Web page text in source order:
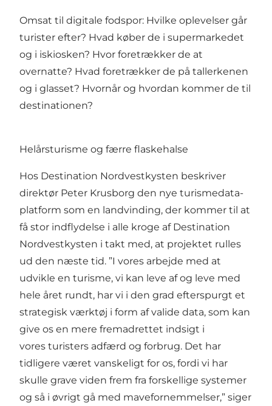
Omsat til digitale fodspor: Hvilke oplevelser går
turister efter? Hvad køber de i supermarkedet
og i iskiosken? Hvor foretrækker de at
overnatte? Hvad foretrækker de på tallerkenen
og i glasset? Hvornår og hvordan kommer de til
destinationen?
Helårsturisme og færre flaskehalse
Hos Destination Nordvestkysten beskriver
direktør Peter Krusborg den nye turismedata-
platform som en landvinding, der kommer til at
få stor indflydelse i alle kroge af Destination
Nordvestkysten i takt med, at projektet rulles
ud den næste tid. ”I vores arbejde med at
udvikle en turisme, vi kan leve af og leve med
hele året rundt, har vi i den grad efterspurgt et
strategisk værktøj i form af valide data, som kan
give os en mere fremadrettet indsigt i
vores turisters adfærd og forbrug. Det har
tidligere været vanskeligt for os, fordi vi har
skulle grave viden frem fra forskellige systemer
og så i øvrigt gå med mavefornemmelser,” siger